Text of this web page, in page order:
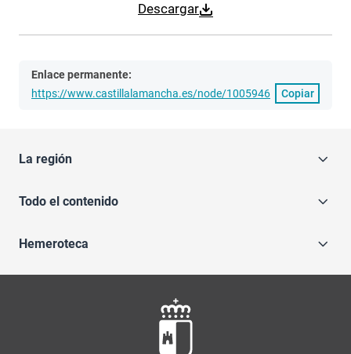
Descargar
Enlace permanente:
https://www.castillalamancha.es/node/1005946
Copiar
La región
Todo el contenido
Hemeroteca